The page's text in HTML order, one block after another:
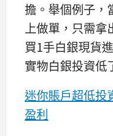
擔。舉個例子，
上做單，只需拿
買1手白銀現貨
實物白銀投資低
迷你賬戶超低投
盈利